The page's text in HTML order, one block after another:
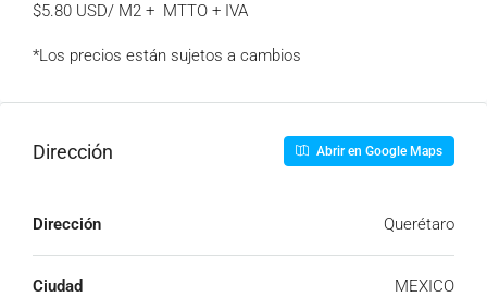
$5.80 USD/ M2 + MTTO + IVA
*Los precios están sujetos a cambios
Dirección Abrir en Google Maps
Dirección Querétaro
Ciudad MEXICO